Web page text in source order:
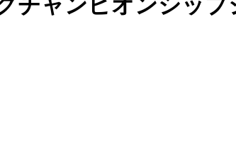
チャンピオンシッ